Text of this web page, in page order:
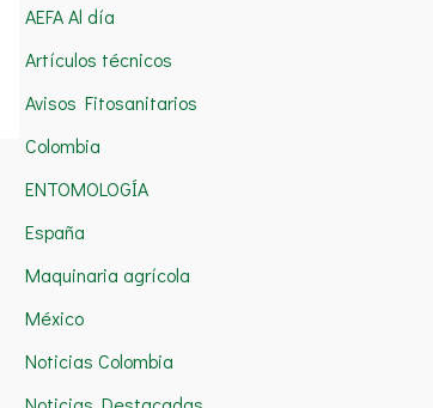
c
a
r
:
AEFA Al día
Artículos técnicos
Avisos Fitosanitarios
Colombia
ENTOMOLOGÍA
España
Maquinaria agrícola
México
Noticias Colombia